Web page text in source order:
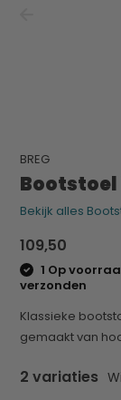
BREG
Bekijk alles
109,50
1 Op
verzonden
Klassieke
gemaakt van
2 variaties